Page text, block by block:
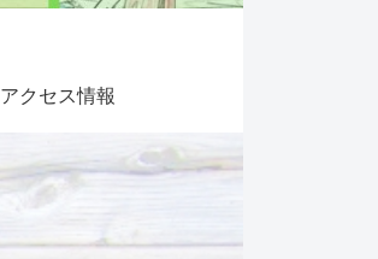
アクセス情報